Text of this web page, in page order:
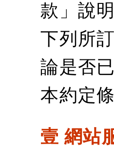
款」說
下列所
論是否
本約定
壹 網站